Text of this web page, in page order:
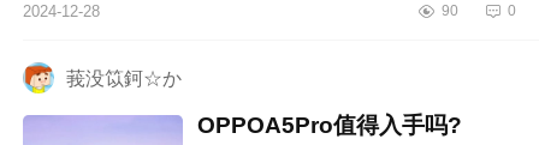
能也在不断提升，甚至在某些方面已
2024-12-28 90 0
莪没笖鈳☆か
OPPOA5Pro值得入手吗?